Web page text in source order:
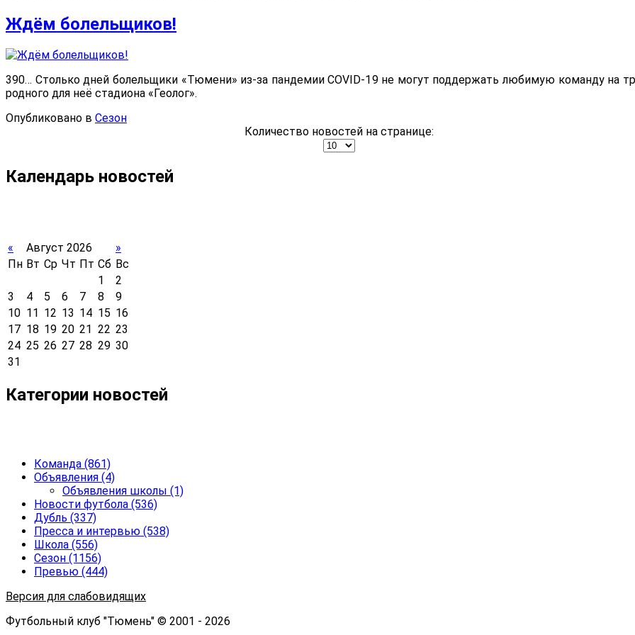
Ждём болельщиков!
390… Столько дней болельщики «Тюмени» из-за пандемии COVID-19 не могут поддержать любимую команду на
родного для неё стадиона «Геолог».
Опубликовано в Сезон
Количество новостей на странице:
Календарь новостей
« Август 2026
»
Пн Вт Ср Чт Пт Сб Вс
1
2
3
4 5 6 7 8
9
10 11 12 13 14 15 16
17 18 19 20 21 22 23
24 25 26 27 28 29 30
31
Категории новостей
Команда (861)
Объявления (4)
Объявления школы (1)
Новости футбола (536)
Дубль (337)
Пресса и интервью (538)
Школа (556)
Сезон (1156)
Превью (444)
Версия для слабовидящих
Футбольный клуб "Тюмень" © 2001 - 2026